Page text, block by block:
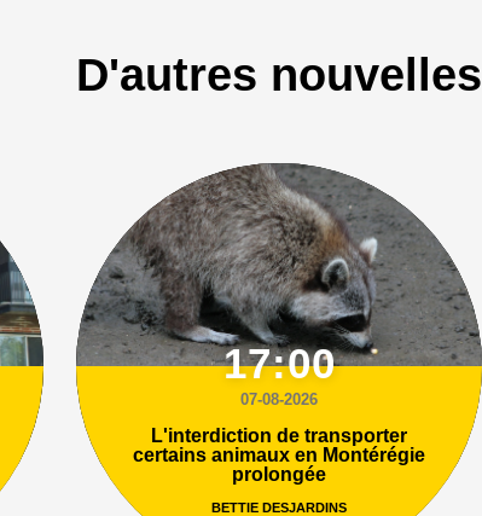
D'autres nouvelles
17:00
07-08-2026
L'interdiction de transporter
certains animaux en Montérégie
prolongée
BETTIE DESJARDINS